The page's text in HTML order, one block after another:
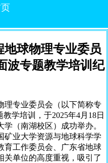
球物理专业委员
波专题教学培训纪
专业委员会（以下简称专
学培训，于2025年4月18日
（南湖校区）成功举办。
矿业大学资源与地球科学学
育工作委员会、广东省地球
关单位的高度重视，吸引了